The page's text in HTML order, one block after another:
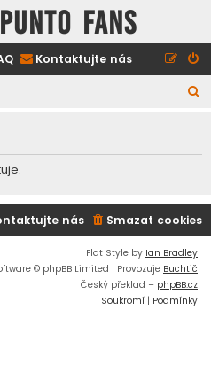
FANS
Kontaktujte nás
d
t
Smazat cookies
nás
Flat Style by Ian Bradley
© phpBB Limited | Provozuje Buchtič
Český překlad – phpBB.cz
Soukromí | Podmínky